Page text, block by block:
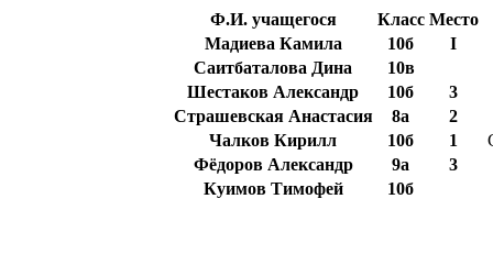
Ф.И. учащегося Класс Место
Мадиева Камила
10б
I
Саитбаталова Дина
10в
Шестаков Александр
10б
3
Страшевская Анастасия
8а
2
Чалков Кирилл
10б 1
Фёдоров Александр
9а
3
Куимов Тимофей
10б